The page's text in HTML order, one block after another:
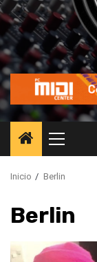
Inicio Berlin
Berlin